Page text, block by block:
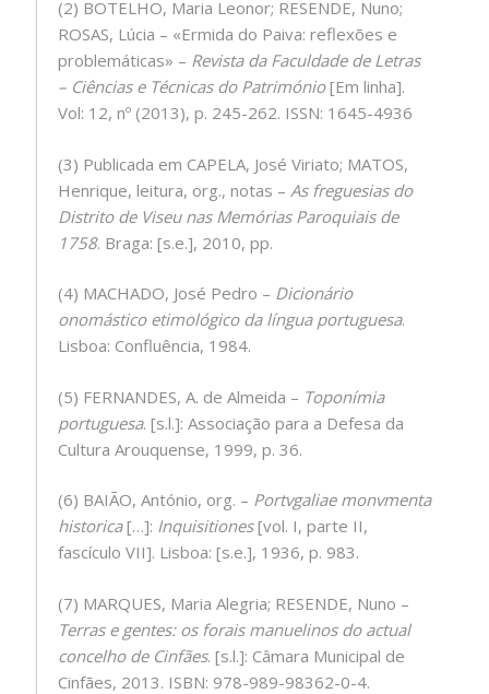
(2) BOTELHO, Maria Leonor; RESENDE, Nuno;
ROSAS, Lúcia – «Ermida do Paiva: reflexões e
problemáticas» – Revista da Faculdade de Letras
– Ciências e Técnicas do Património[Em linha].
Vol: 12, nº (2013), p. 245-262. ISSN: 1645-4936
(3) Publicada em CAPELA, José Viriato; MATOS,
Henrique, leitura, org., notas – As freguesias do
Distrito de Viseu nas Memórias Paroquiais de
1758. Braga: [s.e.], 2010, pp.
(4) MACHADO, José Pedro – Dicionário
onomástico etimológico da língua portuguesa.
Lisboa: Confluência, 1984.
(5) FERNANDES, A. de Almeida – Toponímia
portuguesa. [s.l.]: Associação para a Defesa da
Cultura Arouquense, 1999, p. 36.
(6) BAIÃO, António, org. – Portvgaliae monvmenta
historica[…]: Inquisitiones[vol. I, parte II,
fascículo VII]. Lisboa: [s.e.], 1936, p. 983.
(7) MARQUES, Maria Alegria; RESENDE, Nuno –
Terras e gentes: os forais manuelinos do actual
concelho de Cinfães. [s.l.]: Câmara Municipal de
Cinfães, 2013. ISBN: 978-989-98362-0-4.